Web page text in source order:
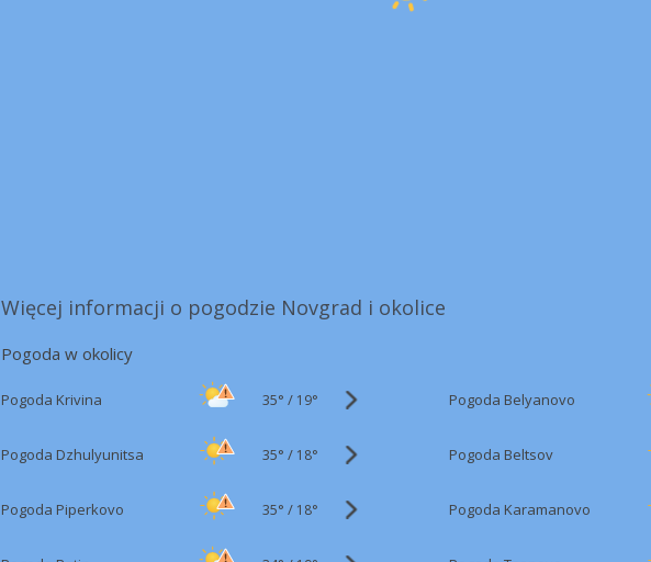
Więcej informacji o pogodzie Novgrad i okolice
Pogoda w okolicy
Pogoda Krivina 35° / 19° Pogoda Belyanovo
Pogoda Dzhulyunitsa 35° / 18° Pogoda Beltsov
Pogoda Piperkovo 35° / 18° Pogoda Karamanovo